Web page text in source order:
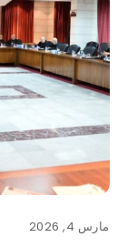
مارس 4, 2026